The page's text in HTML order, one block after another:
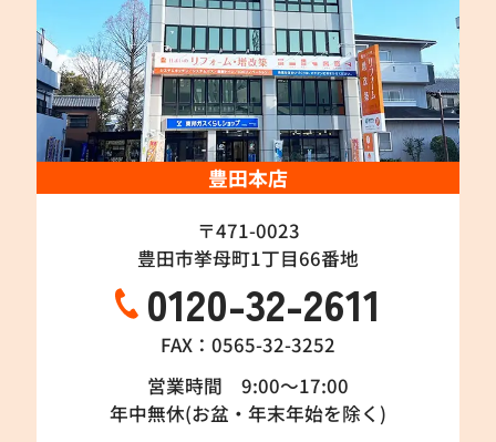
豊田本店
〒471-0023
豊田市挙母町1丁目66番地
0120-32-2611
FAX：0565-32-3252
営業時間 9:00～17:00
年中無休(お盆・年末年始を除く)